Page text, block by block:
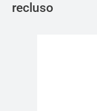
recluso